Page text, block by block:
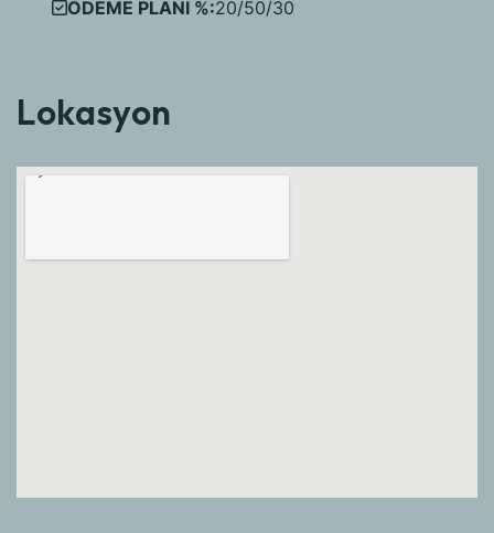
ÖDEME PLANI %:20/50/30
Lokasyon